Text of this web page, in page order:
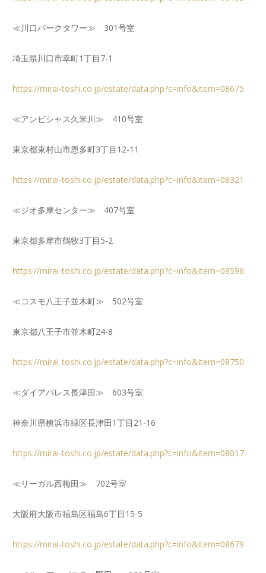
≪川口パークタワー≫ 301号室
埼玉県川口市幸町1丁目7-1
https://mirai-toshi.co.jp/estate/data.php?c=info&item=08675
≪アンビシャス久米川≫ 410号室
東京都東村山市恩多町3丁目12-11
https://mirai-toshi.co.jp/estate/data.php?c=info&item=08321
≪ジオ多摩センター≫ 407号室
東京都多摩市鶴牧3丁目5-2
https://mirai-toshi.co.jp/estate/data.php?c=info&item=08596
≪コスモ八王子並木町≫ 502号室
東京都八王子市並木町24-8
https://mirai-toshi.co.jp/estate/data.php?c=info&item=08750
≪ダイアパレス長津田≫ 603号室
神奈川県横浜市緑区長津田1丁目21-16
https://mirai-toshi.co.jp/estate/data.php?c=info&item=08017
≪リーガル西梅田≫ 702号室
大阪府大阪市福島区福島6丁目15-5
https://mirai-toshi.co.jp/estate/data.php?c=info&item=08679